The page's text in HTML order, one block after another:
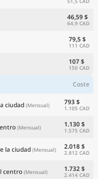
46,59 $
64,9 CAD
79,5 $
111 CAD
107 $
150 CAD
Coste
ciudad (Mensual) 793 $
1.105 CAD
(Mensual) 1.130 $
1.575 CAD
la ciudad (Mensual) 2.018 $
2.812 CAD
centro (Mensual) 1.732 $
2.414 CAD